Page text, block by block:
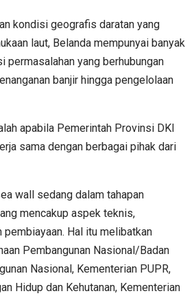
kondisi geografis daratan yang
laut, Belanda mempunyai banyak
permasalahan yang berhubungan
banjir hingga pengelolaan
apabila Pemerintah Provinsi DKI
sama dengan berbagai pihak dari
wall sedang dalam tahapan
mencakup aspek teknis,
pembiayaan. Hal itu melibatkan
Pembangunan Nasional/Badan
Nasional, Kementerian PUPR,
Hidup dan Kehutanan, Kementerian